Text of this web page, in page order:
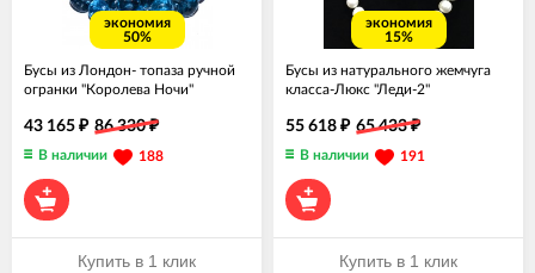
экономия
50%
Бусы из Лондон- топаза ручной
огранки "Королева Ночи"
43 165 ₽ 86 330₽
В наличии 188
Купить в 1 клик
экономия
15%
Бусы из натурального жемчуга
класса-Люкс "Леди-2"
55 618 ₽ 65 433₽
В наличии 191
Купить в 1 клик